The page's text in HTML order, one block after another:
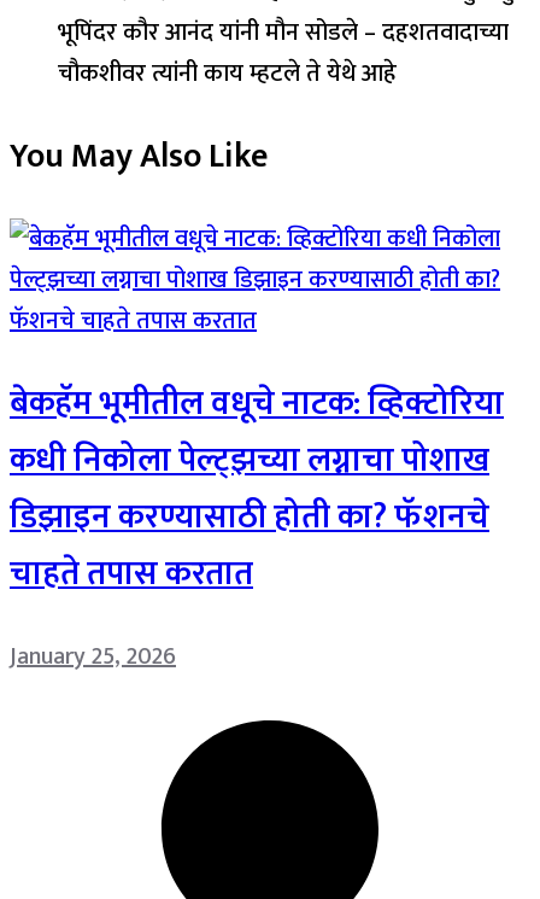
You May Also Like
बेकहॅम भूमीतील वधूचे नाटक: व्हिक्टोरिया
कधी निकोला पेल्ट्झच्या लग्नाचा पोशाख
डिझाइन करण्यासाठी होती का? फॅशनचे
चाहते तपास करतात
January 25, 2026